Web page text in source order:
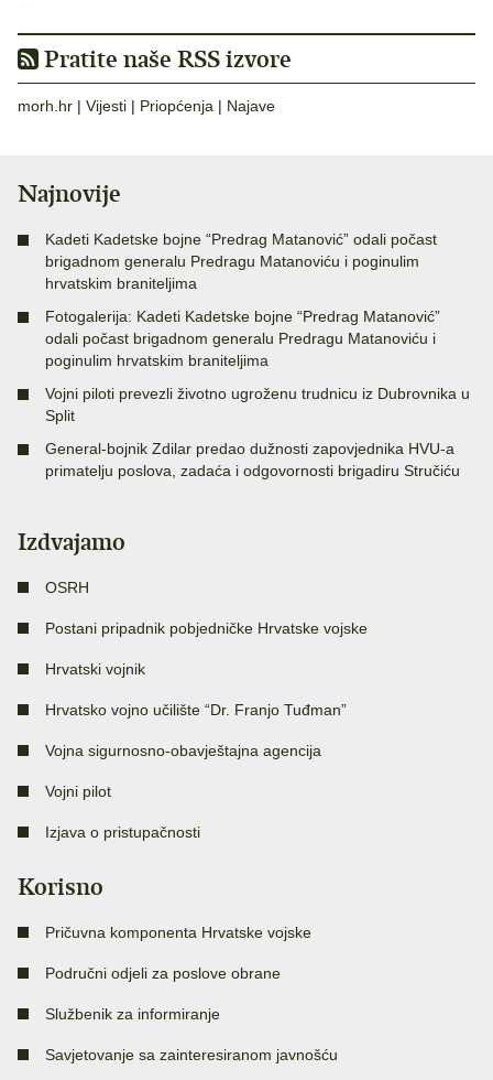
Pratite naše RSS izvore
morh.hr | Vijesti | Priopćenja | Najave
Najnovije
Kadeti Kadetske bojne “Predrag Matanović” odali počast
brigadnom generalu Predragu Matanoviću i poginulim
hrvatskim braniteljima
Fotogalerija: Kadeti Kadetske bojne “Predrag Matanović”
odali počast brigadnom generalu Predragu Matanoviću i
poginulim hrvatskim braniteljima
Vojni piloti prevezli životno ugroženu trudnicu iz Dubrovnika u
Split
General-bojnik Zdilar predao dužnosti zapovjednika HVU-a
primatelju poslova, zadaća i odgovornosti brigadiru Stručiću
Izdvajamo
OSRH
Postani pripadnik pobjedničke Hrvatske vojske
Hrvatski vojnik
Hrvatsko vojno učilište “Dr. Franjo Tuđman”
Vojna sigurnosno-obavještajna agencija
Vojni pilot
Izjava o pristupačnosti
Korisno
Pričuvna komponenta Hrvatske vojske
Područni odjeli za poslove obrane
Službenik za informiranje
Savjetovanje sa zainteresiranom javnošću